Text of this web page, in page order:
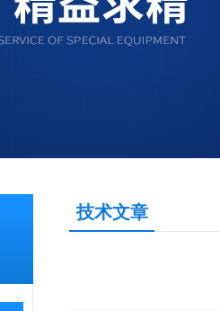
技术文章